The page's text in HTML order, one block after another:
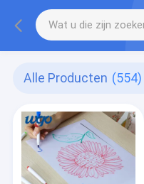
Alle Producten (554)